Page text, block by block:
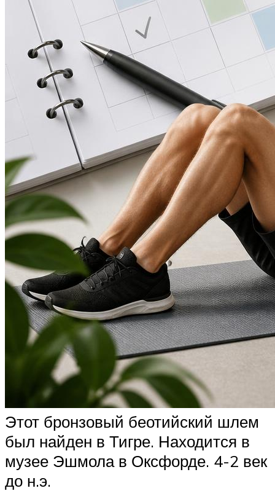
Этот бронзовый беотийский шлем
был найден в Тигре. Находится в
музее Эшмола в Оксфорде. 4-2 век
до н.э.